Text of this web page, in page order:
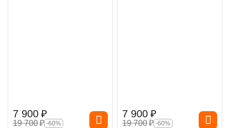
7 900 ₽
19 700₽ -60%
7 900 ₽
19 700₽ -60%